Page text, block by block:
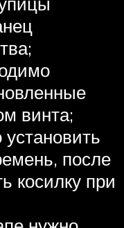
винта;
после
косилку при